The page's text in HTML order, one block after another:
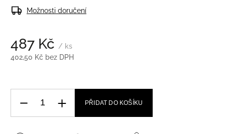
487 Kč / ks
402,50 Kč bez DPH
Možnosti doručení
PŘIDAT DO KOŠÍKU